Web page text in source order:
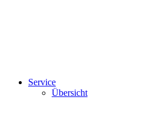
Service
Übersicht